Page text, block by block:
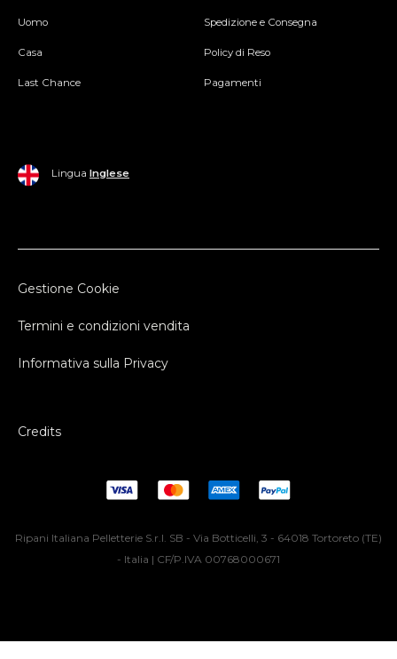
Uomo
Casa
Last Chance
Spedizione e Consegna
Policy di Reso
Pagamenti
Lingua Inglese
Gestione Cookie
Termini e condizioni vendita
Informativa sulla Privacy
Credits
Ripani Italiana Pelletterie S.r.l. SB - Via Botticelli, 3 - 64018 Tortoreto (TE)
- Italia | CF/P.IVA 00768000671